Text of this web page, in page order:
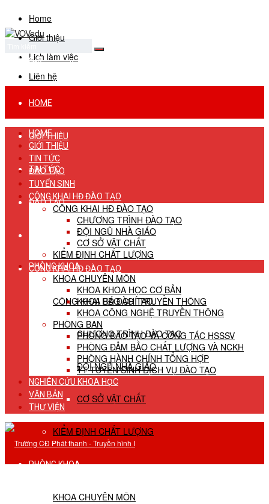
Home
Giới thiệu
Lịch làm việc
Liên hệ
No Result
View All Result
HOME
GIỚI THIỆU
TIN TỨC
ĐÀO TẠO
TUYỂN SINH
CÔNG KHAI HĐ ĐÀO TẠO
CÔNG KHAI HĐ ĐÀO TẠO
CHƯƠNG TRÌNH ĐÀO TẠO
ĐỘI NGŨ NHÀ GIÁO
CƠ SỞ VẬT CHẤT
KIỂM ĐỊNH CHẤT LƯỢNG
PHÒNG KHOA
KHOA CHUYÊN MÔN
HOME
GIỚI THIỆU
TIN TỨC
ĐÀO TẠO
TUYỂN SINH
CÔNG KHAI HĐ ĐÀO TẠO
CÔNG KHAI HĐ ĐÀO TẠO
CHƯƠNG TRÌNH ĐÀO TẠO
ĐỘI NGŨ NHÀ GIÁO
CƠ SỞ VẬT CHẤT
KIỂM ĐỊNH CHẤT LƯỢNG
PHÒNG KHOA
KHOA CHUYÊN MÔN
KHOA KHOA HỌC CƠ BẢN
KHOA BÁO CHÍ TRUYỀN THÔNG
KHOA CÔNG NGHỆ TRUYỀN THÔNG
PHÒNG BAN
PHÒNG ĐÀO TẠO VÀ CÔNG TÁC HSSSV
PHÒNG ĐẢM BẢO CHẤT LƯỢNG VÀ NCKH
PHÒNG HÀNH CHÍNH TỔNG HỢP
TT TUYỂN SINH DỊCH VỤ ĐÀO TẠO
NGHIÊN CỨU KHOA HỌC
VĂN BẢN
THƯ VIỆN